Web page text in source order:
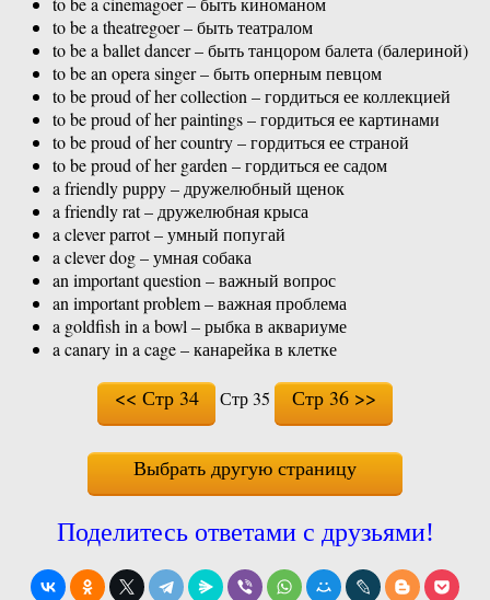
to be a theatregoer – быть театралом
to be a ballet dancer – быть танцором балета (балериной)
to be an opera singer – быть оперным певцом
to be proud of her collection – гордиться ее коллекцией
to be proud of her paintings – гордиться ее картинами
to be proud of her country – гордиться ее страной
to be proud of her garden – гордиться ее садом
a friendly puppy – дружелюбный щенок
a friendly rat – дружелюбная крыса
a clever parrot – умный попугай
a clever dog – умная собака
an important question – важный вопрос
an important problem – важная проблема
a goldfish in a bowl – рыбка в аквариуме
a canary in a cage – канарейка в клетке
<< Стр 34 Стр 35 Стр 36 >>
Выбрать другую страницу
Поделитесь ответами с друзьями!